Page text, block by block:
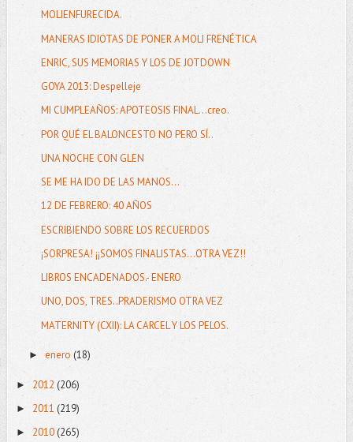
MOLIENFURECIDA.
MANERAS IDIOTAS DE PONER A MOLI FRENÉTICA
ENRIC, SUS MEMORIAS Y LOS DE JOTDOWN
GOYA 2013: Despelleje
MI CUMPLEAÑOS: APOTEOSIS FINAL...creo.
POR QUÉ EL BALONCESTO NO PERO SÍ..
UNA NOCHE CON GLEN
SE ME HA IDO DE LAS MANOS...
12 DE FEBRERO: 40 AÑOS
ESCRIBIENDO SOBRE LOS RECUERDOS
¡SORPRESA! ¡¡SOMOS FINALISTAS...OTRA VEZ!!
LIBROS ENCADENADOS.- ENERO
UNO, DOS, TRES..PRADERISMO OTRA VEZ
MATERNITY (CXII): LA CARCEL Y LOS PELOS.
► enero (18)
► 2012 (206)
► 2011 (219)
► 2010(265)